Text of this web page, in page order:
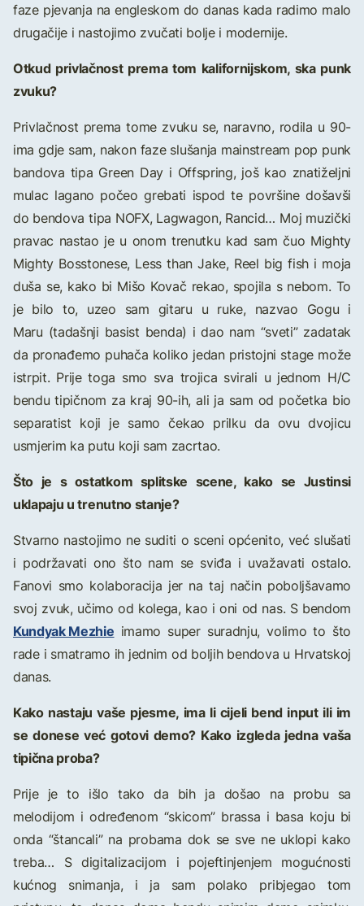
faze pjevanja na engleskom do danas kada radimo malo
drugačije i nastojimo zvučati bolje i modernije.
Otkud privlačnost prema tom kalifornijskom, ska punk
zvuku?
Privlačnost prema tome zvuku se, naravno, rodila u 90-
ima gdje sam, nakon faze slušanja mainstream pop punk
bandova tipa Green Day i Offspring, još kao znatiželjni
mulac lagano počeo grebati ispod te površine došavši
do bendova tipa NOFX, Lagwagon, Rancid… Moj muzički
pravac nastao je u onom trenutku kad sam čuo Mighty
Mighty Bosstonese, Less than Jake, Reel big fish i moja
duša se, kako bi Mišo Kovač rekao, spojila s nebom. To
je bilo to, uzeo sam gitaru u ruke, nazvao Gogu i
Maru (tadašnji basist benda) i dao nam “sveti” zadatak
da pronađemo puhača koliko jedan pristojni stage može
istrpit. Prije toga smo sva trojica svirali u jednom H/C
bendu tipičnom za kraj 90-ih, ali ja sam od početka bio
separatist koji je samo čekao prilku da ovu dvojicu
usmjerim ka putu koji sam zacrtao.
Što je s ostatkom splitske scene, kako se Justinsi
uklapaju u trenutno stanje?
Stvarno nastojimo ne suditi o sceni općenito, već slušati
i podržavati ono što nam se sviđa i uvažavati ostalo.
Fanovi smo kolaboracija jer na taj način poboljšavamo
svoj zvuk, učimo od kolega, kao i oni od nas. S bendom
Kundyak Mezhie imamo super suradnju, volimo to što
rade i smatramo ih jednim od boljih bendova u Hrvatskoj
danas.
Kako nastaju vaše pjesme, ima li cijeli bend input ili im
se donese već gotovi demo? Kako izgleda jedna vaša
tipična proba?
Prije je to išlo tako da bih ja došao na probu sa
melodijom i određenom “skicom” brassa i basa koju bi
onda “štancali” na probama dok se sve ne uklopi kako
treba… S digitalizacijom i pojeftinjenjem mogućnosti
kućnog snimanja, i ja sam polako pribjegao tom